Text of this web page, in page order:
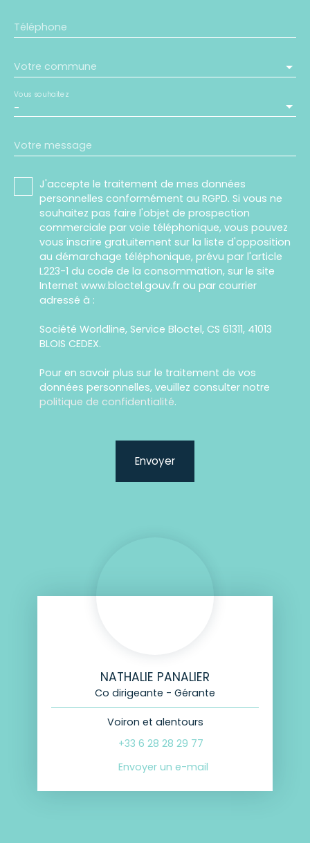
Téléphone
Votre commune
-
Vous souhaitez
Votre message
J'accepte le traitement de mes données
personnelles conformément au RGPD. Si vous ne
souhaitez pas faire l'objet de prospection
commerciale par voie téléphonique, vous pouvez
vous inscrire gratuitement sur la liste d'opposition
au démarchage téléphonique, prévu par l'article
L223-1 du code de la consommation, sur le site
Internet www.bloctel.gouv.fr ou par courrier
adressé à :
Société Worldline, Service Bloctel, CS 61311, 41013
BLOIS CEDEX.
Pour en savoir plus sur le traitement de vos
données personnelles, veuillez consulter notre
politique de confidentialité.
Envoyer
NATHALIE PANALIER
Co dirigeante - Gérante
Voiron et alentours
+33 6 28 28 29 77
Envoyer un e-mail